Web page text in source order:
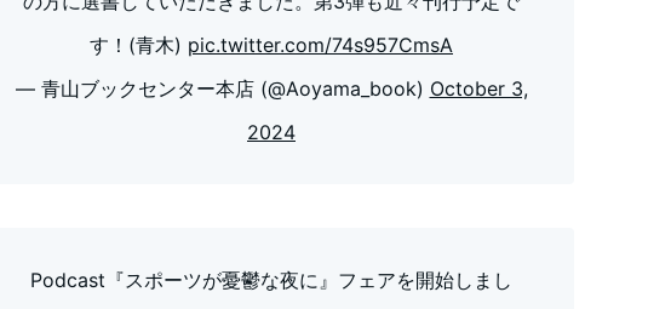
す！(青木) pic.twitter.com/74s957CmsA
— 青山ブックセンター本店 (@Aoyama_book) October 3,
2024
Podcast『スポーツが憂鬱な夜に』フェアを開始しまし